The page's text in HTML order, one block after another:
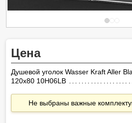
Цена
Душевой уголок Wasser Kraft Aller
120х80 10H06LB
Не выбраны важные